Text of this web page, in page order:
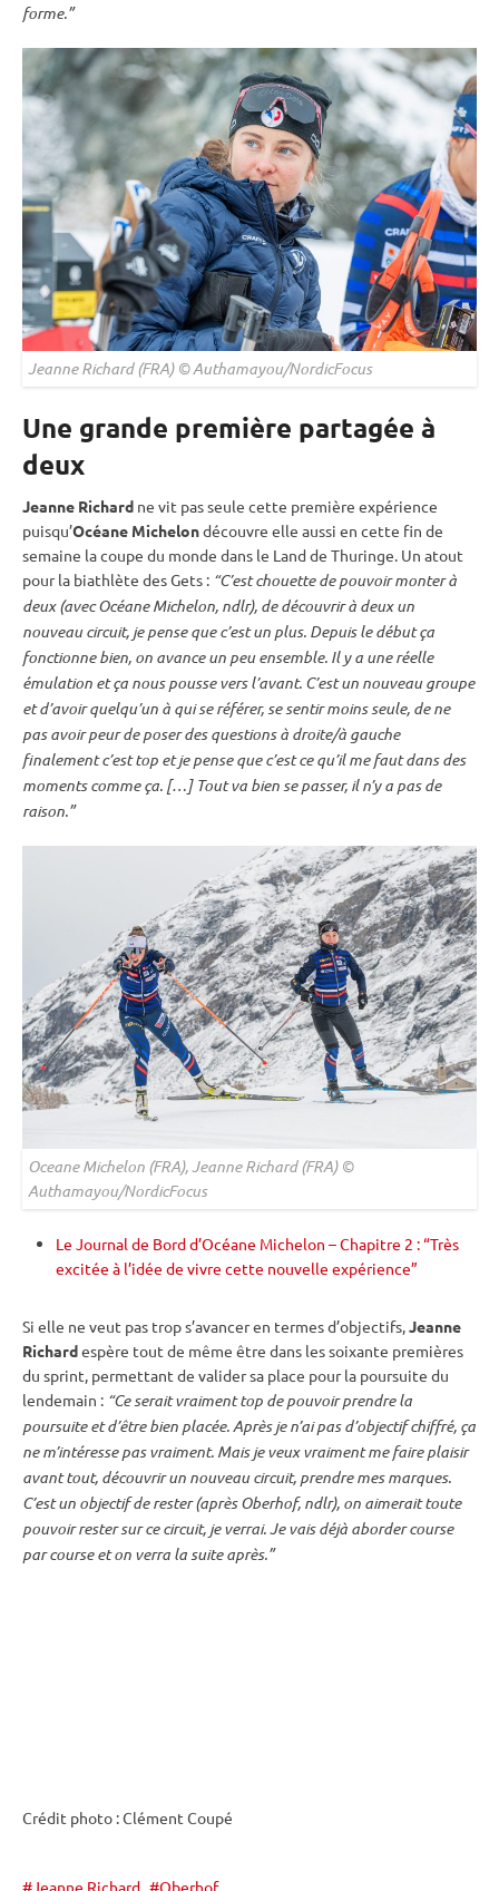
forme.”
Jeanne Richard (FRA) © Authamayou/NordicFocus
Une grande première partagée à
deux
Jeanne Richard ne vit pas seule cette première expérience
puisqu’Océane Michelondécouvre elle aussi en cette fin de
semaine lacoupe du monde dans le Land de Thuringe. Un atout
pour la biathlète des Gets : “C’est chouette de pouvoir monter à
deux (avec Océane Michelon, ndlr), de découvrir à deux un
nouveau circuit, je pense que c’est un plus. Depuis le début ça
fonctionne bien, on avance un peu ensemble. Il y a une réelle
émulation et ça nous pousse vers l’avant. C’est un nouveau groupe
et d’avoir quelqu’un à qui se référer, se sentir moins seule, de ne
pas avoir peur de poser des questions à droite/à gauche
finalement c’est top et je pense que c’est ce qu’il me faut dans des
moments comme ça. […] Tout va bien se passer, il n’y a pas de
raison.”
Oceane Michelon (FRA), Jeanne Richard (FRA) ©
Authamayou/NordicFocus
Le Journal de Bord d’Océane Michelon – Chapitre 2 : “Très
excitée à l’idée de vivre cette nouvelle expérience”
Si elle ne veut pas trop s’avancer en termes d’objectifs,Jeanne
Richardespère tout de même être dans les soixante premières
du sprint, permettant de valider sa place pour la poursuite du
lendemain : “Ce serait vraiment top de pouvoir prendre la
poursuiteet d’être bien placée. Après je n’ai pas d’objectif chiffré, ça
ne m’intéresse pas vraiment. Mais je veux vraiment me faire plaisir
avant tout, découvrir un nouveau circuit, prendre mes marques.
C’est un objectif de rester (aprèsOberhof, ndlr), on aimerait toute
pouvoir rester sur ce circuit, je verrai. Je vais déjà aborder course
par course et on verra la suite après.”
Crédit photo : Clément Coupé